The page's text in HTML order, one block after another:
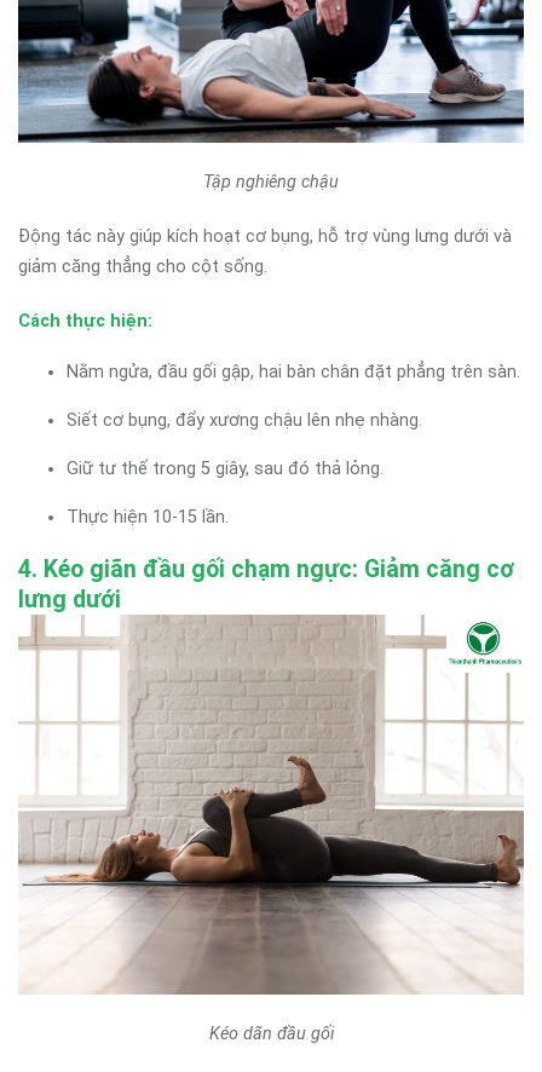
Tập nghiêng chậu
Động tác này giúp kích hoạt cơ bụng, hỗ trợ vùng lưng dưới và
giảm căng thẳng cho cột sống.
Cách thực hiện:
Nằm ngửa, đầu gối gập, hai bàn chân đặt phẳng trên sàn.
Siết cơ bụng, đẩy xương chậu lên nhẹ nhàng.
Giữ tư thế trong 5 giây, sau đó thả lỏng.
Thực hiện 10-15 lần.
4. Kéo giãn đầu gối chạm ngực: Giảm căng cơ
lưng dưới
Kéo dãn đầu gối